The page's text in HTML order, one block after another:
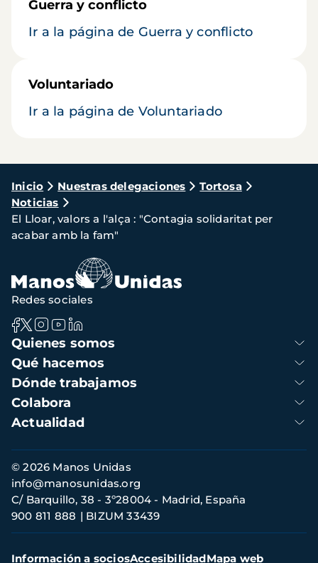
Guerra y conflicto
Ir a la página de Guerra y conflicto
Voluntariado
Ir a la página de Voluntariado
Ruta
de
navegación
Inicio Nuestras delegaciones
Tortosa
Noticias
El Lloar, valors a l'alça : "Contagia solidaritat per
acabar amb la fam"
Navegación
principal
Quienes somos
Qué hacemos
Dónde trabajamos
Colabora
Actualidad
Redes sociales
Información
de
contacto
© 2026 Manos Unidas
C/ Barquillo, 38 - 3º28004 - Madrid, España
900 811 888
BIZUM 33439
info@manosunidas.org
Menú
Información a sociosAccesibilidadMapa web